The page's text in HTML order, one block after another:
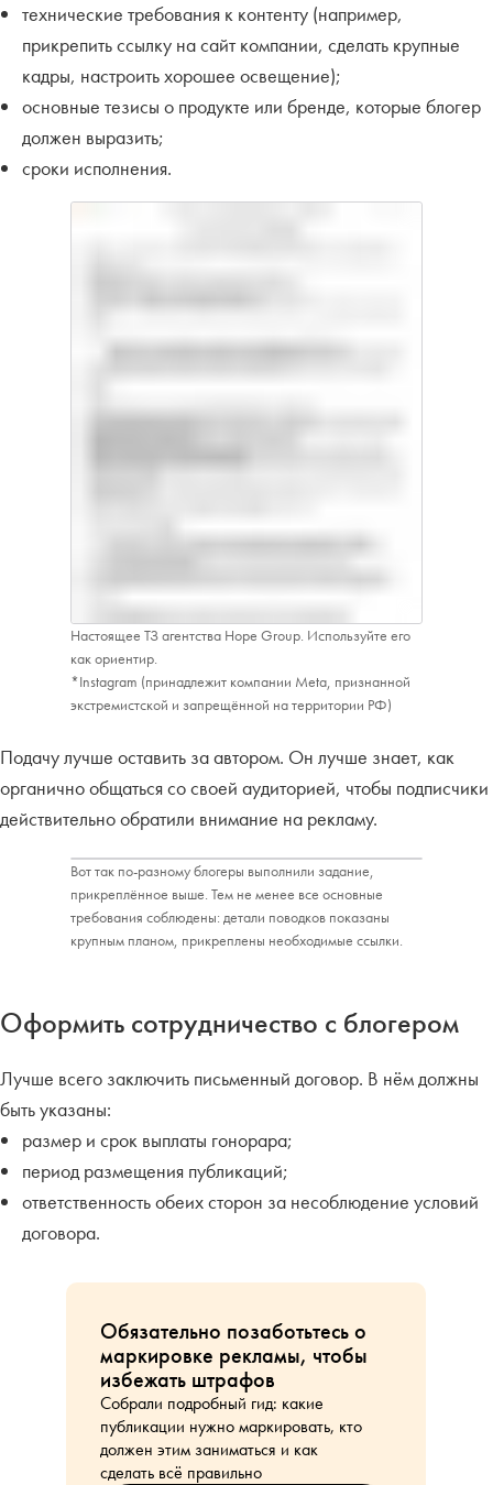
технические требования к контенту (например,
прикрепить ссылку на сайт компании, сделать крупные
кадры, настроить хорошее освещение);
основные тезисы о продукте или бренде, которые блогер
должен выразить;
сроки исполнения.
Настоящее ТЗ агентства Hope Group. Используйте его
как ориентир.
*Instagram (принадлежит компании Meta, признанной
экстремистской и запрещённой на территории РФ)
Подачу лучше оставить за автором. Он лучше знает, как
органично общаться со своей аудиторией, чтобы подписчики
действительно обратили внимание на рекламу.
Вот так по-разному блогеры выполнили задание,
прикреплённое выше. Тем не менее все основные
требования соблюдены: детали поводков показаны
крупным планом, прикреплены необходимые ссылки.
Оформить сотрудничество с блогером
Лучше всего заключить письменный договор. В нём должны
быть указаны:
размер и срок выплаты гонорара;
период размещения публикаций;
ответственность обеих сторон за несоблюдение условий
договора.
Обязательно позаботьтесь о
маркировке рекламы, чтобы
избежать штрафов
Собрали подробный гид: какие
публикации нужно маркировать, кто
должен этим заниматься и как
сделать всё правильно